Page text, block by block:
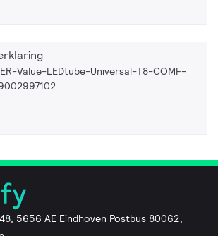
Value-LEDtube-Universal-T8-COMF-
5656 AE Eindhoven Postbus 80062,